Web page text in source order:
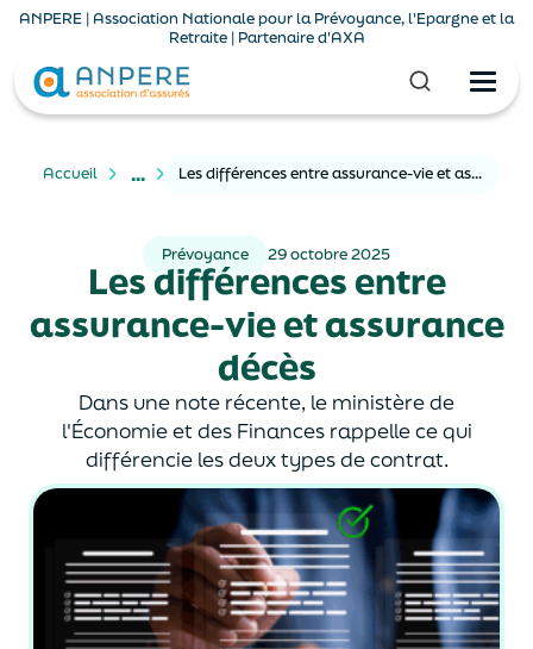
ANPERE | Association Nationale pour la Prévoyance, l'Epargne et la
Retraite | Partenaire d'AXA
Accueil ... Les différences entre assurance-vie et assurance décès
Prévoyance 29 octobre 2025
Les différences entre
assurance-vie et assurance
décès
Dans une note récente, le ministère de
l'Économie et des Finances rappelle ce qui
différencie les deux types de contrat.